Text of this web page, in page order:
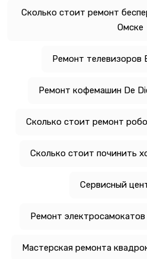
Сколько стоит ремонт
Омске
Ремонт телевизоров
Ремонт кофемашин De
Сколько стоит ремонт
Сколько стоит починить
Сервисный
Ремонт электросамокатов
Мастерская ремонта